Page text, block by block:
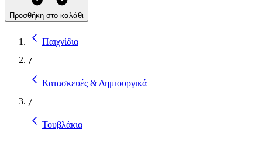
Προσθήκη στο καλάθι
Παιχνίδια
/
Κατασκευές & Δημιουργικά
/
Τουβλάκια